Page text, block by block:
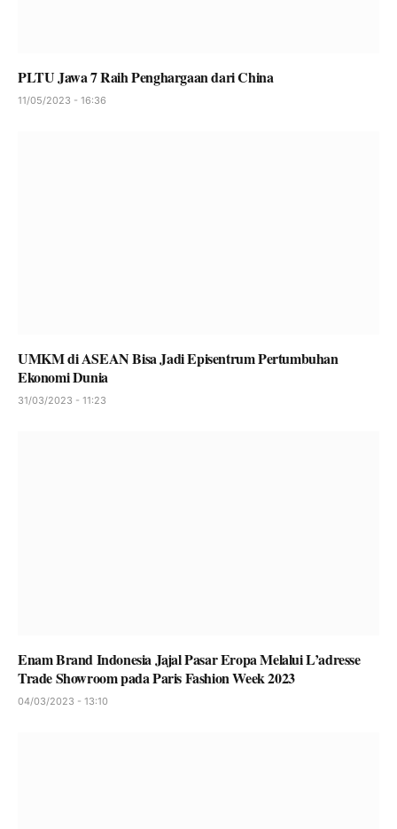
PLTU Jawa 7 Raih Penghargaan dari China
11/05/2023 - 16:36
UMKM di ASEAN Bisa Jadi Episentrum Pertumbuhan
Ekonomi Dunia
31/03/2023 - 11:23
Enam Brand Indonesia Jajal Pasar Eropa Melalui L’adresse
Trade Showroom pada Paris Fashion Week 2023
04/03/2023 - 13:10